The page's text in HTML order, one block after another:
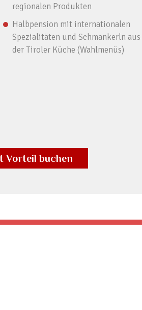
regionalen Produkten
Halbpension mit internationalen
Spezialitäten und Schmankerln aus
der Tiroler Küche (Wahlmenüs)
Vorteil buchen